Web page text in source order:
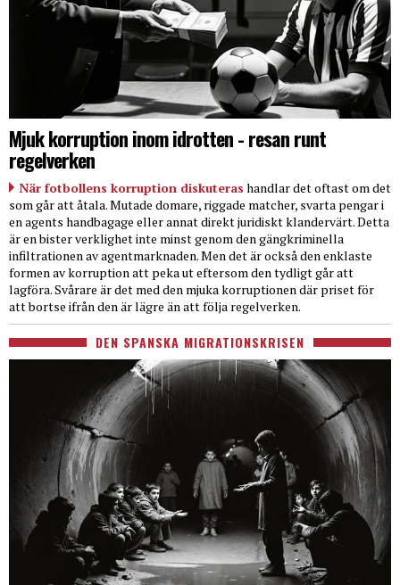
Mjuk korruption inom idrotten - resan runt
regelverken
När fotbollens korruption diskuteras handlar det oftast om det
som går att åtala. Mutade domare, riggade matcher, svarta pengar i
en agents handbagage eller annat direkt juridiskt klandervärt. Detta
är en bister verklighet inte minst genom den gängkriminella
infiltrationen av agentmarknaden. Men det är också den enklaste
formen av korruption att peka ut eftersom den tydligt går att
lagföra. Svårare är det med den mjuka korruptionen där priset för
att bortse ifrån den är lägre än att följa regelverken.
DEN SPANSKA MIGRATIONSKRISEN